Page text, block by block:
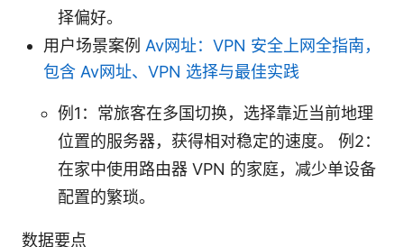
择偏好。
用户场景案例 Av网址：VPN 安全上网全指南，
包含 Av网址、VPN 选择与最佳实践
例1：常旅客在多国切换，选择靠近当前地理
位置的服务器，获得相对稳定的速度。 例2：
在家中使用路由器 VPN 的家庭，减少单设备
配置的繁琐。
数据要点